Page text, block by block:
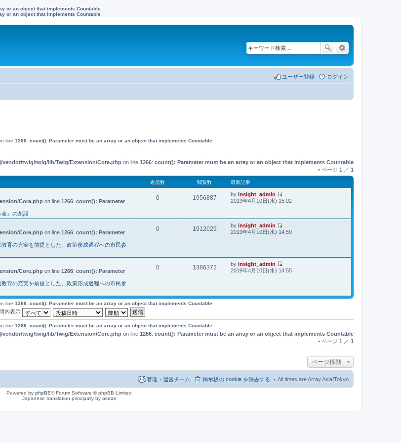
or an object that implements Countable
or an object that implements Countable
ログイン
ユーザー登録
line 1266: count(): Parameter must be an array or an object that implements Countable
vendor/twig/twig/lib/Twig/Extension/Core.php on line 1266: count(): Parameter must be an array or an object that implements Countable
• ページ 1 ／ 1
返信数 閲覧数 最新記事
Core.php on line 1266: count(): Parameter
』の創設
0 1956887 by insight_admin
最
2019年4月10日(水) 15:02
Core.php on line 1266: count(): Parameter
育の充実を前提とした、政策形成過程への市民参
0 1912029 by insight_admin
最
2019年4月10日(水) 14:59
Core.php on line 1266: count(): Parameter
育の充実を前提とした、政策形成過程への市民参
0 1386372 by insight_admin
最
2019年4月10日(水) 14:55
line 1266: count(): Parameter must be an array or an object that implements Countable
内表示
line 1266: count(): Parameter must be an array or an object that implements Countable
vendor/twig/twig/lib/Twig/Extension/Core.php on line 1266: count(): Parameter must be an array or an object that implements Countable
• ページ 1 ／ 1
ページ移動
All times are Array Asia/Tokyo
掲示板の cookie を消去する
管理・運営チーム
Powered by phpBB® Forum Software © phpBB Limited
Japanese translation principally by ocean